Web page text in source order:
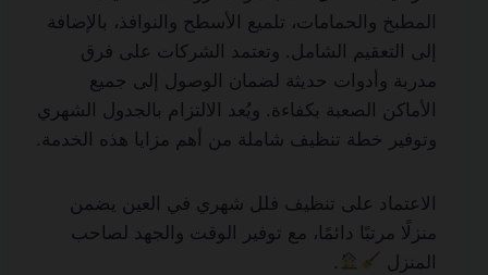
المطبخ والحمامات، تلميع الأسطح والنوافذ، بالإضافة
إلى التعقيم الشامل. وتعتمد الشركات على فرق
مدربة وأدوات حديثة لضمان الوصول إلى جميع
الأماكن الصعبة بكفاءة. ويُعد الالتزام بالجدول الشهري
وتوفير خطة تنظيف شاملة من أهم مزايا هذه الخدمة.
الاعتماد على تنظيف فلل شهري في العين يضمن
منزلًا مرتبًا دائمًا، مع توفير الوقت والجهد لصاحب
المنزل
.